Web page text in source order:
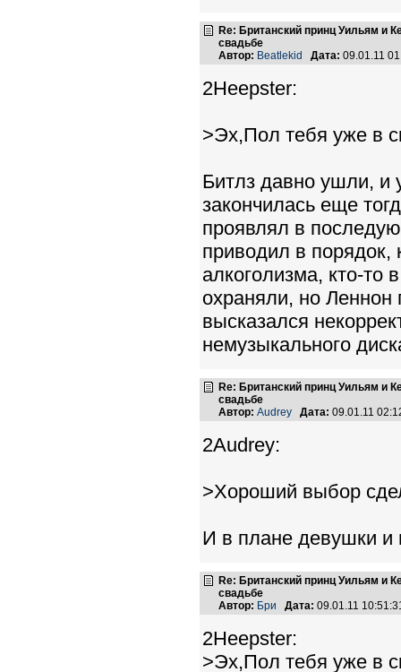
Re: Британский принц Уильям и
свадьбе
Автор: Beatlekid Дата: 09.01.11
2Heepster:
>Эх,Пол тебя уже в
Битлз давно ушли, и
закончилась еще
проявлял в
приводил в порядок,
алкоголизма, кто-то
охраняли, но Леннон
высказался
немузыкального
Re: Британский принц Уильям и
свадьбе
Автор: Audrey Дата: 09.01.11
2Audrey:
>Хороший выбор
И в плане девушки и
Re: Британский принц Уильям и
свадьбе
Автор: Бри Дата: 09.01.11
2Heepster:
>Эх,Пол тебя уже в